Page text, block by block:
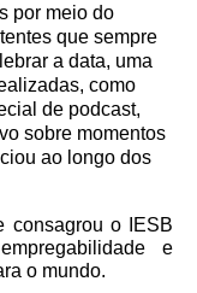
por meio do
que sempre
a data, uma
como
de podcast,
sobre momentos
ao longo dos
consagrou o IESB
e
o mundo.